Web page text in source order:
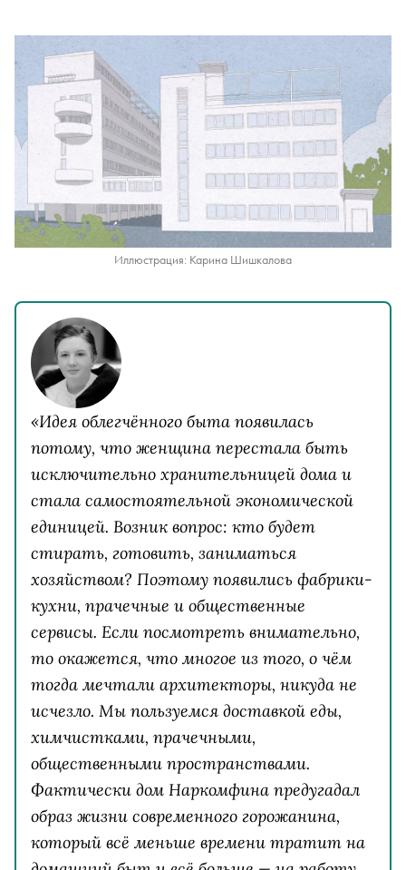
Иллюстрация: Карина Шишкалова
«Идея об​легчённого быта появилась
потому, что женщина перестала быть
исключительно хранительницей дома и
стала самостоятельной экономической
единицей. Возник вопрос: кто будет
стирать, готовить, заниматься
хозяйством? Поэтому появились фабрики-
кухни, прачечные и общественные
сервисы. Если посмотреть внимательно,
то окажется, что многое из того, о чём
тогда мечтали архитекторы, никуда не
исчезло. Мы пользуемся доставкой еды,
химчистками, прачечными,
общественными пространствами.
Фактически дом Наркомфина предугадал
образ жизни современного горожанина,
который всё меньше времени тратит на